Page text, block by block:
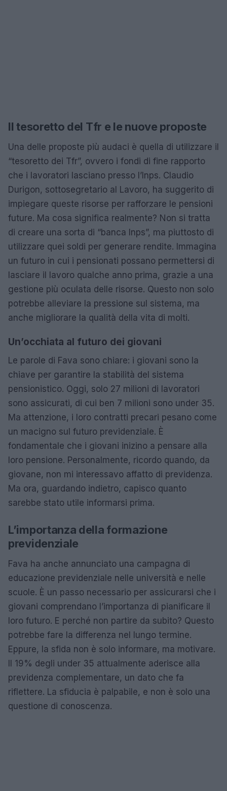
Il tesoretto del Tfr e le nuove proposte
Una delle proposte più audaci è quella di utilizzare il
“tesoretto dei Tfr”, ovvero i fondi di fine rapporto
che i lavoratori lasciano presso l’Inps. Claudio
Durigon, sottosegretario al Lavoro, ha suggerito di
impiegare queste risorse per rafforzare le pensioni
future. Ma cosa significa realmente? Non si tratta
di creare una sorta di “banca Inps”, ma piuttosto di
utilizzare quei soldi per generare rendite. Immagina
un futuro in cui i pensionati possano permettersi di
lasciare il lavoro qualche anno prima, grazie a una
gestione più oculata delle risorse. Questo non solo
potrebbe alleviare la pressione sul sistema, ma
anche migliorare la qualità della vita di molti.
Un’occhiata al futuro dei giovani
Le parole di Fava sono chiare: i giovani sono la
chiave per garantire la stabilità del sistema
pensionistico. Oggi, solo 27 milioni di lavoratori
sono assicurati, di cui ben 7 milioni sono under 35.
Ma attenzione, i loro contratti precari pesano come
un macigno sul futuro previdenziale. È
fondamentale che i giovani inizino a pensare alla
loro pensione. Personalmente, ricordo quando, da
giovane, non mi interessavo affatto di previdenza.
Ma ora, guardando indietro, capisco quanto
sarebbe stato utile informarsi prima.
L’importanza della formazione
previdenziale
Fava ha anche annunciato una campagna di
educazione previdenziale nelle università e nelle
scuole. È un passo necessario per assicurarsi che i
giovani comprendano l’importanza di pianificare il
loro futuro. E perché non partire da subito? Questo
potrebbe fare la differenza nel lungo termine.
Eppure, la sfida non è solo informare, ma motivare.
Il 19% degli under 35 attualmente aderisce alla
previdenza complementare, un dato che fa
riflettere. La sfiducia è palpabile, e non è solo una
questione di conoscenza.